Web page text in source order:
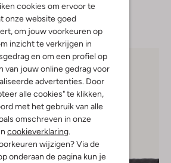
cookies om ervoor te
onze website goed
om jouw voorkeuren op
inzicht te verkrijgen in
en om een profiel op
van jouw online gedrag voor
advertenties. Door
alle cookies" te klikken,
met het gebruik van alle
omschreven in onze
cookieverklaring.
wijzigen? Via de
onderaan de pagina kun je